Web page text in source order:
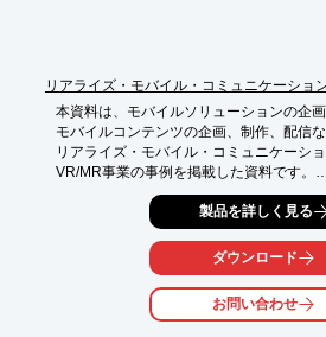
リアライズ・モバイル・コミュニケーショ
本資料は、モバイルソリューションの企画
モバイルコンテンツの企画、制作、配信
リアライズ・モバイル・コミュニケーシ
VR/MR事業の事例を掲載した資料です。
MR（複合現実）技術を活用した歯科治
ご紹介しております。ご要望の際はお気
【歯科治療シミュレーションシステムの特
■外部センサーによって、施術者や患者、
製品を詳しく見る
ダウンロード
お問い合わせ